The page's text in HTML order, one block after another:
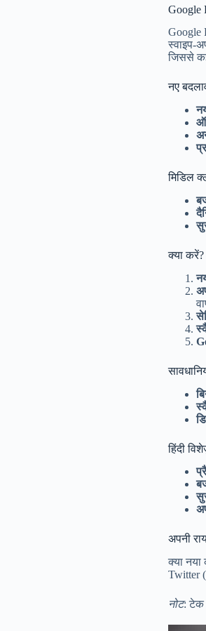
Google
Google
स्वाइप-
जिससे
नए
मिडिल
क्या करें?
हिंदी
अपनी
क्या
Twitter
नोट: टेक